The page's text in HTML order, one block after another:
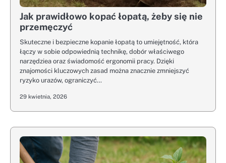
Jak prawidłowo kopać łopatą, żeby się nie
przemęczyć
Skuteczne i bezpieczne kopanie łopatą to umiejętność, która
łączy w sobie odpowiednią technikę, dobór właściwego
narzędziea oraz świadomość ergonomii pracy. Dzięki
znajomości kluczowych zasad można znacznie zmniejszyć
ryzyko urazów, ograniczyć…
29 kwietnia, 2026